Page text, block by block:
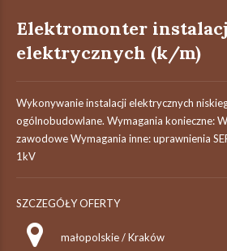
Elektromonter
elektrycznych (k/m)
Wykonywanie instalacji elektrycznych
ogólnobudowlane. Wymagania konieczne:
zawodowe Wymagania inne: uprawnienia
1kV
SZCZEGÓŁY OFERTY
małopolskie / Kraków